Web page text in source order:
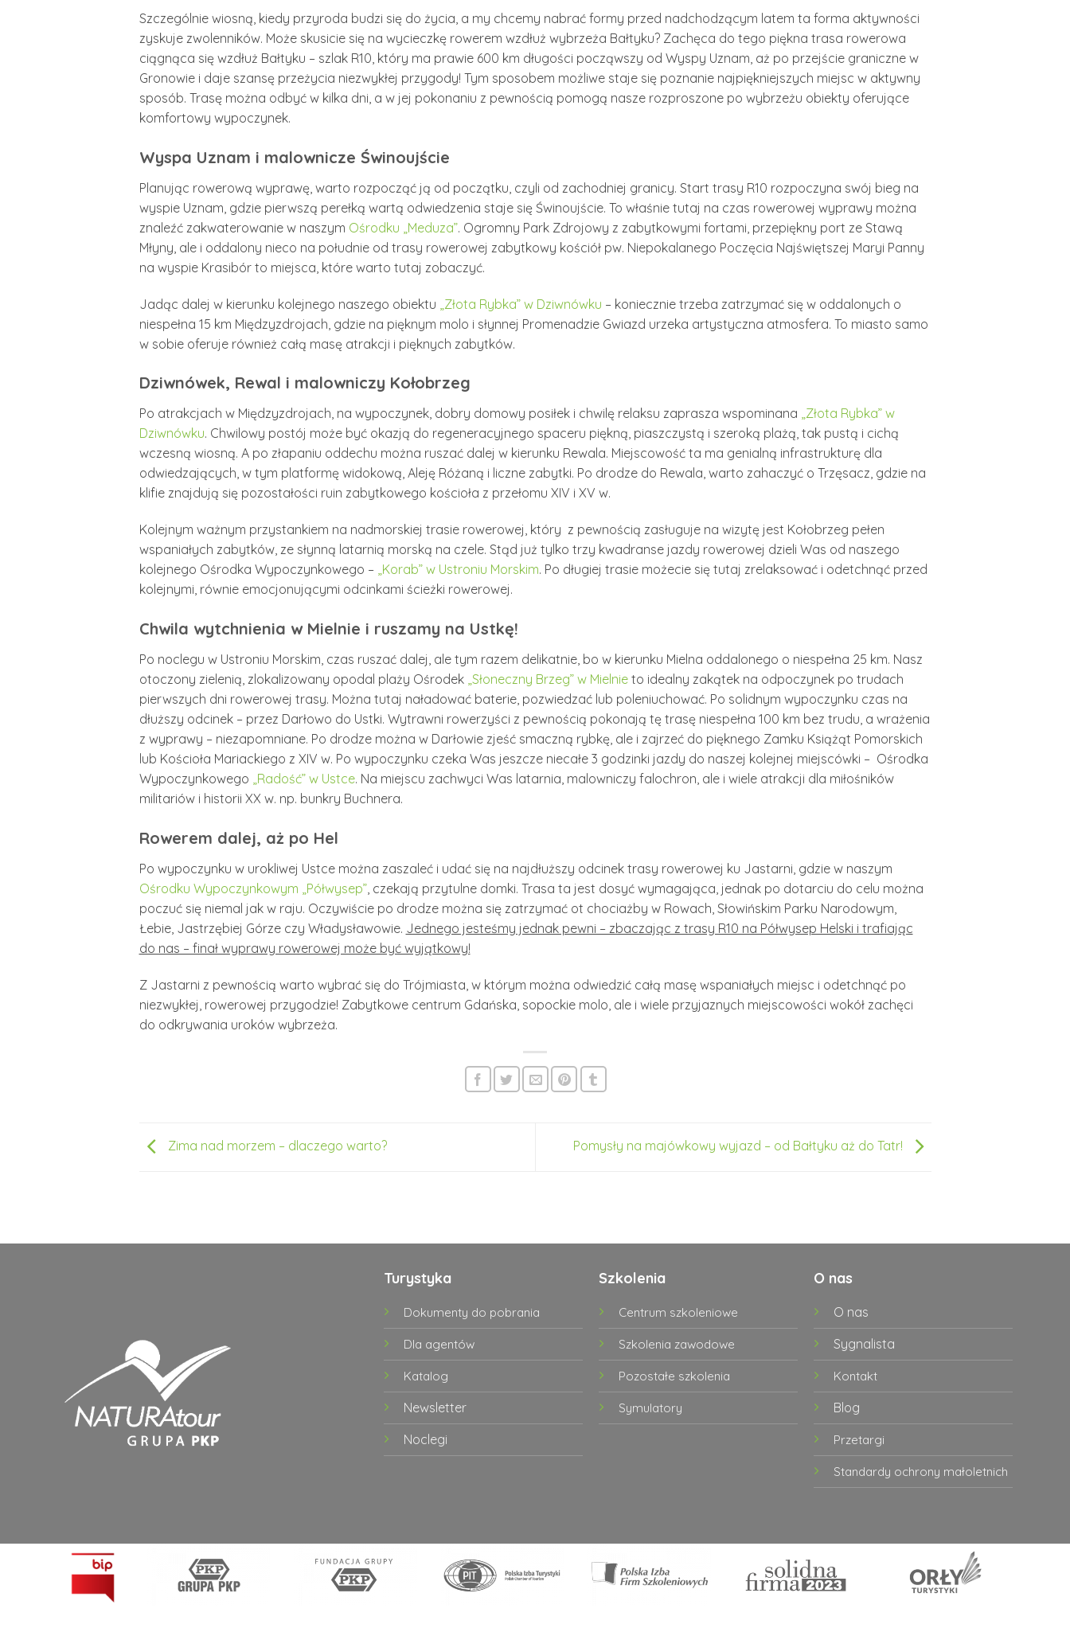
Szczególnie wiosną, kiedy przyroda budzi się do życia, a my chcemy nabrać formy przed nadchodzącym latem ta forma aktywności
zyskuje zwolenników. Może skusicie się na wycieczkę rowerem wzdłuż wybrzeża Bałtyku? Zachęca do tego piękna trasa rowerowa
ciągnąca się wzdłuż Bałtyku – szlak R10, który ma prawie 600 km długości począwszy od Wyspy Uznam, aż po przejście graniczne w
Gronowie i daje szansę przeżycia niezwykłej przygody! Tym sposobem możliwe staje się poznanie najpiękniejszych miejsc w aktywny
sposób. Trasę można odbyć w kilka dni, a w jej pokonaniu z pewnością pomogą nasze rozproszone po wybrzeżu obiekty oferujące
komfortowy wypoczynek.
Wyspa Uznam i malownicze Świnoujście
Planując rowerową wyprawę, warto rozpocząć ją od początku, czyli od zachodniej granicy. Start trasy R10 rozpoczyna swój bieg na
wyspie Uznam, gdzie pierwszą perełką wartą odwiedzenia staje się Świnoujście. To właśnie tutaj na czas rowerowej wyprawy można
znaleźć zakwaterowanie w naszym Ośrodku „Meduza”. Ogromny Park Zdrojowy z zabytkowymi fortami, przepiękny port ze Stawą
Młyny, ale i oddalony nieco na południe od trasy rowerowej zabytkowy kościół pw. Niepokalanego Poczęcia Najświętszej Maryi Panny
na wyspie Krasibór to miejsca, które warto tutaj zobaczyć.
Jadąc dalej w kierunku kolejnego naszego obiektu „Złota Rybka” w Dziwnówku – koniecznie trzeba zatrzymać się w oddalonych o
niespełna 15 km Międzyzdrojach, gdzie na pięknym molo i słynnej Promenadzie Gwiazd urzeka artystyczna atmosfera. To miasto samo
w sobie oferuje również całą masę atrakcji i pięknych zabytków.
Dziwnówek, Rewal i malowniczy Kołobrzeg
Po atrakcjach w Międzyzdrojach, na wypoczynek, dobry domowy posiłek i chwilę relaksu zaprasza wspominana „Złota Rybka” w
Dziwnówku. Chwilowy postój może być okazją do regeneracyjnego spaceru piękną, piaszczystą i szeroką plażą, tak pustą i cichą
wczesną wiosną. A po złapaniu oddechu można ruszać dalej w kierunku Rewala. Miejscowość ta ma genialną infrastrukturę dla
odwiedzających, w tym platformę widokową, Aleję Różaną i liczne zabytki. Po drodze do Rewala, warto zahaczyć o Trzęsacz, gdzie na
klifie znajdują się pozostałości ruin zabytkowego kościoła z przełomu XIV i XV w.
Kolejnym ważnym przystankiem na nadmorskiej trasie rowerowej, który z pewnością zasługuje na wizytę jest Kołobrzeg pełen
wspaniałych zabytków, ze słynną latarnią morską na czele. Stąd już tylko trzy kwadranse jazdy rowerowej dzieli Was od naszego
kolejnego Ośrodka Wypoczynkowego – „Korab” w Ustroniu Morskim. Po długiej trasie możecie się tutaj zrelaksować i odetchnąć przed
kolejnymi, równie emocjonującymi odcinkami ścieżki rowerowej.
Chwila wytchnienia w Mielnie i ruszamy na Ustkę!
Po noclegu w Ustroniu Morskim, czas ruszać dalej, ale tym razem delikatnie, bo w kierunku Mielna oddalonego o niespełna 25 km. Nasz
otoczony zielenią, zlokalizowany opodal plaży Ośrodek „Słoneczny Brzeg” w Mielnieto idealny zakątek na odpoczynek po trudach
pierwszych dni rowerowej trasy. Można tutaj naładować baterie, pozwiedzać lub poleniuchować. Po solidnym wypoczynku czas na
dłuższy odcinek – przez Darłowo do Ustki. Wytrawni rowerzyści z pewnością pokonają tę trasę niespełna 100 km bez trudu, a wrażenia
z wyprawy – niezapomniane. Po drodze można w Darłowie zjeść smaczną rybkę, ale i zajrzeć do pięknego Zamku Książąt Pomorskich
lub Kościoła Mariackiego z XIV w. Po wypoczynku czeka Was jeszcze niecałe 3 godzinki jazdy do naszej kolejnej miejscówki – Ośrodka
Wypoczynkowego „Radość” w Ustce. Na miejscu zachwyci Was latarnia, malowniczy falochron, ale i wiele atrakcji dla miłośników
militariów i historii XX w. np. bunkry Buchnera.
Rowerem dalej, aż po Hel
Po wypoczynku w urokliwej Ustce można zaszaleć i udać się na najdłuższy odcinek trasy rowerowej ku Jastarni, gdzie w naszym
Ośrodku Wypoczynkowym „Półwysep”, czekają przytulne domki. Trasa ta jest dosyć wymagająca, jednak po dotarciu do celu można
poczuć się niemal jak w raju. Oczywiście po drodze można się zatrzymać ot chociażby w Rowach, Słowińskim Parku Narodowym,
Łebie, Jastrzębiej Górze czy Władysławowie. Jednego jesteśmy jednak pewni – zbaczając z trasy R10 na Półwysep Helski i trafiając
do nas – finał wyprawy rowerowej może być wyjątkowy!
Z Jastarni z pewnością warto wybrać się do Trójmiasta, w którym można odwiedzić całą masę wspaniałych miejsc i odetchnąć po
niezwykłej, rowerowej przygodzie! Zabytkowe centrum Gdańska, sopockie molo, ale i wiele przyjaznych miejscowości wokół zachęci
do odkrywania uroków wybrzeża.
Zima nad morzem – dlaczego warto? Pomysły na majówkowy wyjazd – od Bałtyku aż do Tatr!
Turystyka
Dokumenty do pobrania
Dla agentów
Katalog
Newsletter
Noclegi
Szkolenia
Centrum szkoleniowe
Szkolenia zawodowe
Pozostałe szkolenia
Symulatory
O nas
O nas
Sygnalista
Kontakt
Blog
Przetargi
Standardy ochrony małoletnich